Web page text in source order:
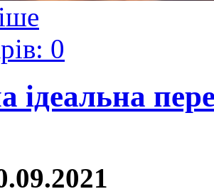
0
ідеальна